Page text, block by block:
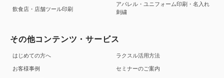
飲食店・店舗ツール印刷
アパレル・ユニフォーム印刷・名入れ
刺繍
その他コンテンツ・サービス
はじめての方へ
お客様事例
ラクスル活用方法
セミナーのご案内